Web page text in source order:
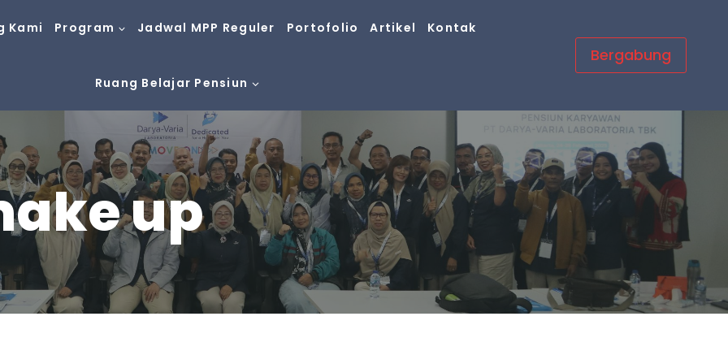
Kami Program Jadwal MPP Reguler Portofolio Artikel Kontak
Ruang Belajar Pensiun
Bergabung
up